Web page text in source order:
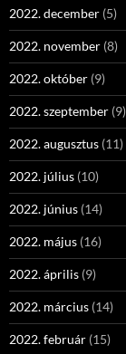
2022. december (5)
2022. november (8)
2022. október (9)
2022. szeptember (9)
2022. augusztus (11)
2022. július (10)
2022. június (14)
2022. május (16)
2022. április (9)
2022. március (14)
2022. február (15)